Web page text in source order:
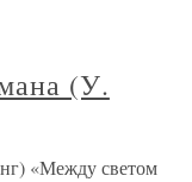
(У.
«Между светом